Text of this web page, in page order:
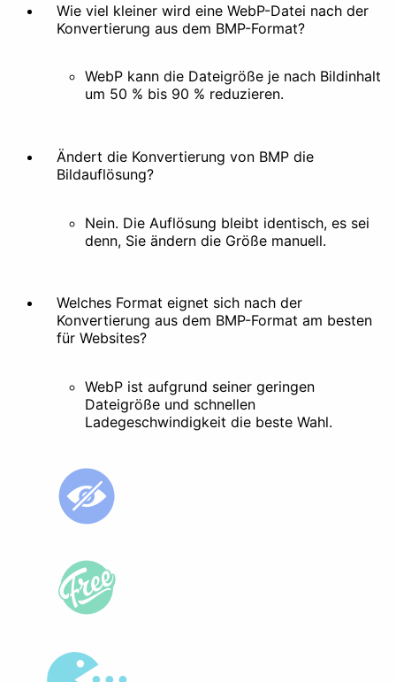
Wie viel kleiner wird eine WebP-Datei nach der
Konvertierung aus dem BMP-Format?
WebP kann die Dateigröße je nach Bildinhalt
um 50 % bis 90 % reduzieren.
Ändert die Konvertierung von BMP die
Bildauflösung?
Nein. Die Auflösung bleibt identisch, es sei
denn, Sie ändern die Größe manuell.
Welches Format eignet sich nach der
Konvertierung aus dem BMP-Format am besten
für Websites?
WebP ist aufgrund seiner geringen
Dateigröße und schnellen
Ladegeschwindigkeit die beste Wahl.